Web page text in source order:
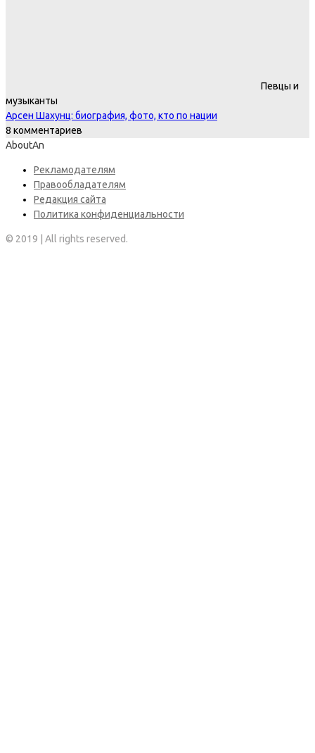
Певцы и
музыканты
Арсен Шахунц: биография, фото, кто по нации
8 комментариев
AboutAn
Рекламодателям
Правообладателям
Редакция сайта
Политика конфиденциальности
© 2019 | All rights reserved.